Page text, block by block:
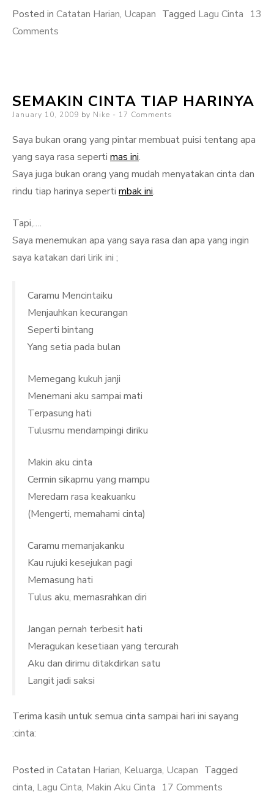
Posted in Catatan Harian, Ucapan Tagged Lagu Cinta 13
Comments
?
Iya!
SEMAKIN CINTA TIAP HARINYA
Posted
January 10, 2009 by Nike 17 Comments
Saya bukan orang yang pintar membuat puisi tentang apa
yang saya rasa seperti mas ini.
Saya juga bukan orang yang mudah menyatakan cinta dan
rindu tiap harinya seperti mbak ini.
Tapi,….
Saya menemukan apa yang saya rasa dan apa yang ingin
saya katakan dari lirik ini ;
Caramu Mencintaiku
Menjauhkan kecurangan
Seperti bintang
Yang setia pada bulan
Memegang kukuh janji
Menemani aku sampai mati
Terpasung hati
Tulusmu mendampingi diriku
Makin aku cinta
Cermin sikapmu yang mampu
Meredam rasa keakuanku
(Mengerti, memahami cinta)
Caramu memanjakanku
Kau rujuki kesejukan pagi
Memasung hati
Tulus aku, memasrahkan diri
Jangan pernah terbesit hati
Meragukan kesetiaan yang tercurah
Aku dan dirimu ditakdirkan satu
Langit jadi saksi
Terima kasih untuk semua cinta sampai hari ini sayang
:cinta:
Posted in Catatan Harian, Keluarga, Ucapan Tagged
cinta, Lagu Cinta, Makin Aku Cinta 17 Comments